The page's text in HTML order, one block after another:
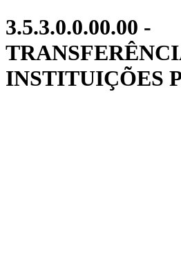
3.5.3.0.0.00.00 -
INSTITUIÇÕES